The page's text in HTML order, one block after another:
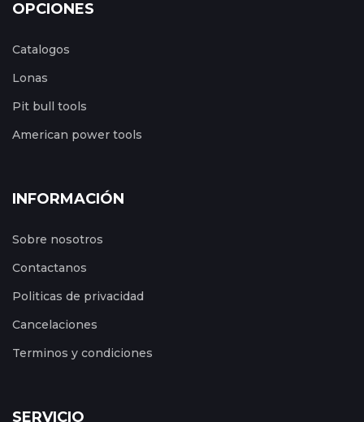
OPCIONES
Catalogos
Lonas
Pit bull tools
American power tools
INFORMACIÓN
Sobre nosotros
Contactanos
Politicas de privacidad
Cancelaciones
Terminos y condiciones
SERVICIO